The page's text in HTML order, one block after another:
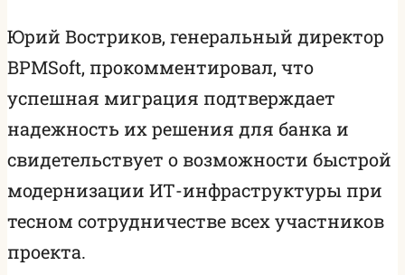
Юрий Востриков, генеральный директор
BPMSoft, прокомментировал, что
успешная миграция подтверждает
надежность их решения для банка и
свидетельствует о возможности быстрой
модернизации ИТ-инфраструктуры при
тесном сотрудничестве всех участников
проекта.